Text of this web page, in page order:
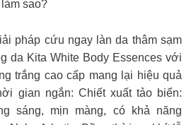
sao?
pháp cứu ngay làn da thâm sạm
da Kita White Body Essences với
trắng cao cấp mang lại hiệu quả
gian ngắn: Chiết xuất tảo biển:
sáng, mịn màng, có khả năng